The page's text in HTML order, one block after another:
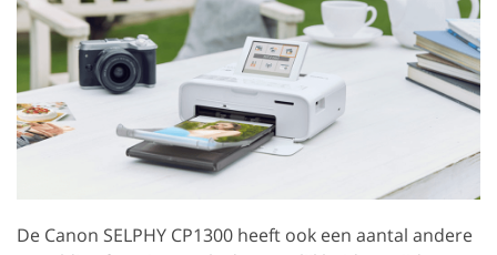
De Canon SELPHY CP1300 heeft ook een aantal andere